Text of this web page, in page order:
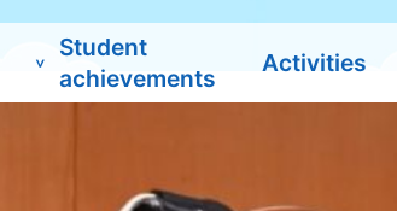
Student
achievements
Activities